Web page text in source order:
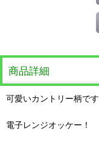
商品詳細
可愛いカントリー柄です
電子レンジオッケー！